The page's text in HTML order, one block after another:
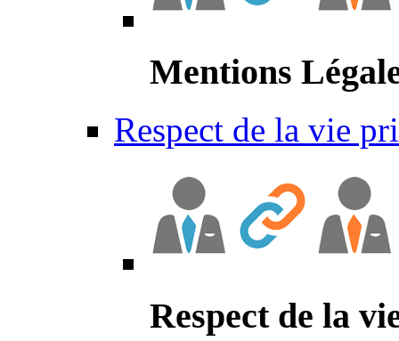
Mentions
Respect de la vie
Respect de la